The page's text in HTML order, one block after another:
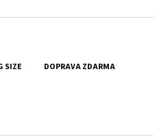
SIZE DOPRAVA ZDARMA
DMLian DB